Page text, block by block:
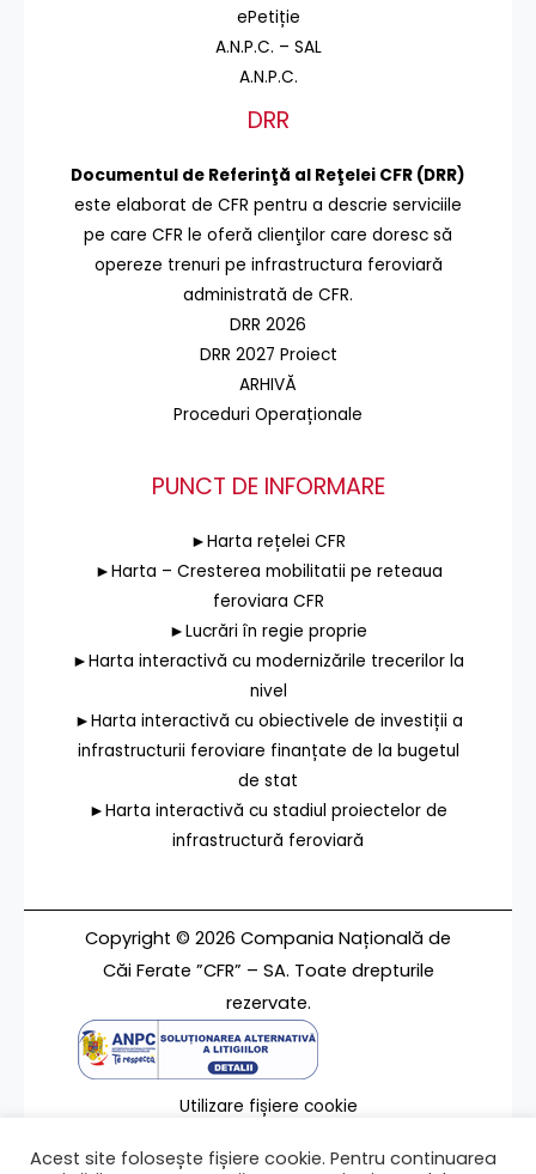
ePetiție
A.N.P.C. – SAL
A.N.P.C.
DRR
Documentul de Referinţă al Reţelei CFR (DRR)
este elaborat de CFR pentru a descrie serviciile
pe care CFR le oferă clienţilor care doresc să
opereze trenuri pe infrastructura feroviară
administrată de CFR.
DRR 2026
DRR 2027 Proiect
ARHIVĂ
Proceduri Operaționale
PUNCT DE INFORMARE
►Harta rețelei CFR
►Harta – Cresterea mobilitatii pe reteaua
feroviara CFR
►Lucrări în regie proprie
►Harta interactivă cu modernizările trecerilor la
nivel
►Harta interactivă cu obiectivele de investiții a
infrastructurii feroviare finanțate de la bugetul
de stat
►Harta interactivă cu stadiul proiectelor de
infrastructură feroviară
Copyright © 2026 Compania Națională de
Căi Ferate ”CFR” – SA. Toate drepturile
rezervate.
Utilizare fișiere cookie
Contact
Acest site folosește fișiere cookie. Pentru continuarea